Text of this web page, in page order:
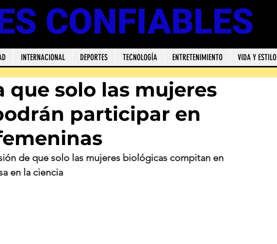
CONFIABLES
INTERNACIONAL DEPORTES TECNOLOGÍA ENTRETENIMIENTO VIDA Y ESTILO
que solo las mujeres
participar en
de que solo las mujeres biológicas compitan en
en la ciencia